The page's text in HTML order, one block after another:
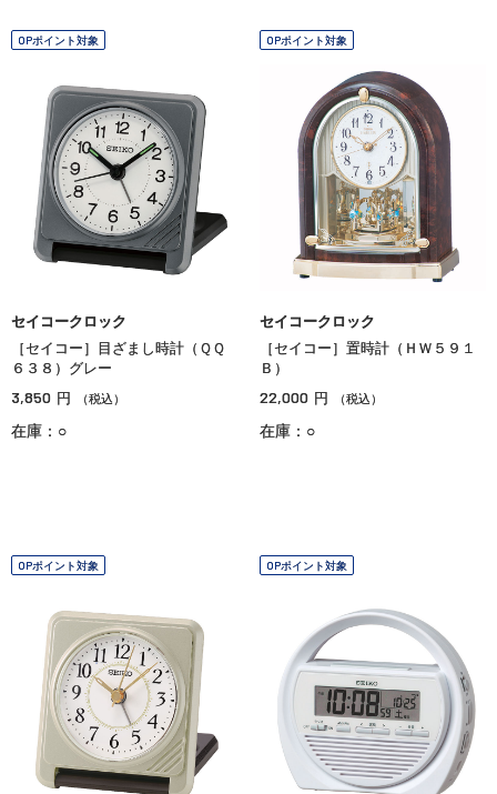
OPポイント対象
セイコークロック
［セイコー］目ざまし時計（ＱＱ
６３８）グレー
3,850 円 （税込）
在庫：○
OPポイント対象
セイコークロック
［セイコー］置時計（ＨＷ５９１
Ｂ）
22,000 円 （税込）
在庫：○
OPポイント対象 OPポイント対象